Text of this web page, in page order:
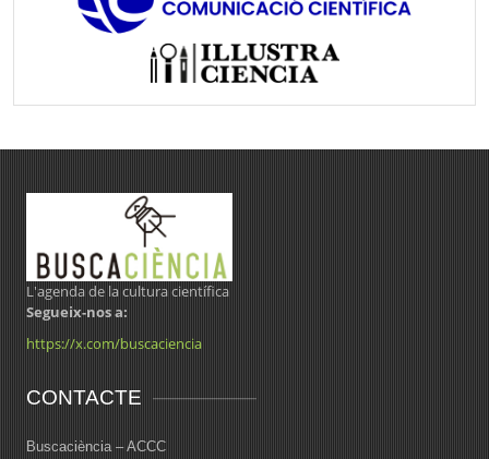
L'agenda de la cultura científica
Segueix-nos a:
https://x.com/buscaciencia
CONTACTE
Buscaciència – ACCC